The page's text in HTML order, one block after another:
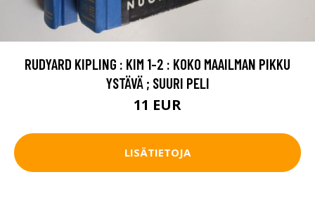
RUDYARD KIPLING : KIM 1-2 : KOKO MAAILMAN PIKKU
YSTÄVÄ ; SUURI PELI
11 EUR
LISÄTIETOJA